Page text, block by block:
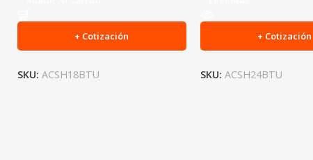
+ Cotización
SKU: ACSH18BTU
+ Cotización
SKU: ACSH24BTU